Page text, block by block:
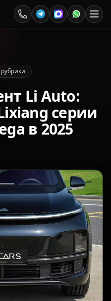
рубрики
Li Auto:
серии
в 2025